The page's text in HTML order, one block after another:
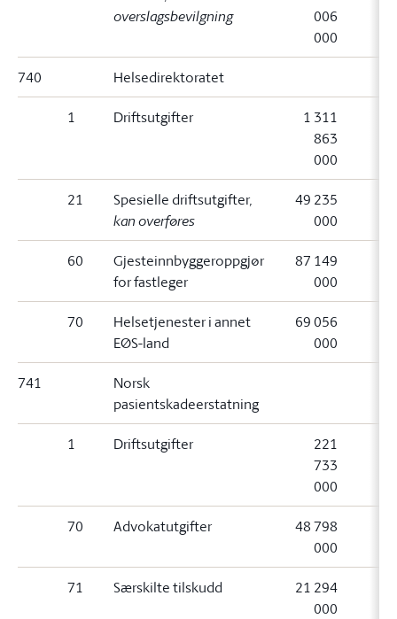
overslagsbevilgning
006
000
740 Helsedirektoratet
1 Driftsutgifter
1 311
863
000
21 Spesielle driftsutgifter,
kan overføres
49 235
000
60
Gjesteinnbyggeroppgjør
for fastleger
87 149
000
70
Helsetjenester i annet
EØS-land
69 056
000
741
Norsk
pasientskadeerstatning
1 Driftsutgifter
221
733
000
70 Advokatutgifter
48 798
000
71 Særskilte tilskudd
21 294
000